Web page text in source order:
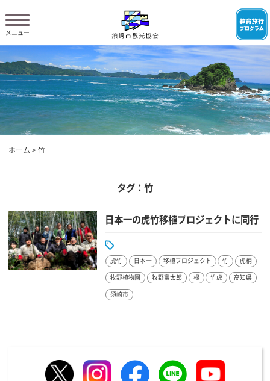
ホーム > 竹
タグ：竹
日本一の虎竹移植プロジェクトに同行
虎竹 日本一 移植プロジェクト 竹 虎柄
牧野植物園 牧野富太郎 根 竹虎 高知県
須崎市